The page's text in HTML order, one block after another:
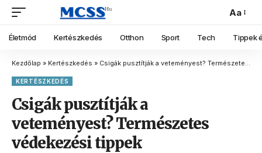
Aa
Életmód Kertészkedés Otthon Sport Tech Tippek
Kezdőlap » Kertészkedés » Csigák pusztítják a veteményest? Természetes védekezési tippek
KERTÉSZKEDÉS
Csigák pusztítják a
veteményest? Természetes
védekezési tippek